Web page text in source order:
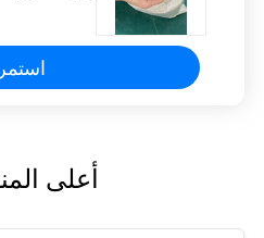
استمر
أعلى